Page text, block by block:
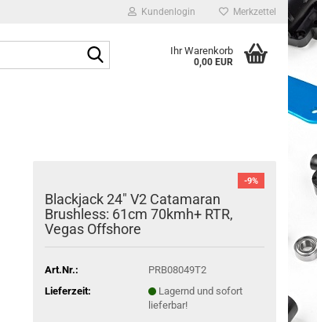
Kundenlogin
vergessen?
Merkzettel
Ihr Warenkorb
0,00 EUR
-9%
Blackjack 24" V2 Catamaran
Brushless: 61cm 70kmh+ RTR,
Vegas Offshore
Art.Nr.:
PRB08049T2
Lieferzeit:
Lagernd und sofort
lieferbar!